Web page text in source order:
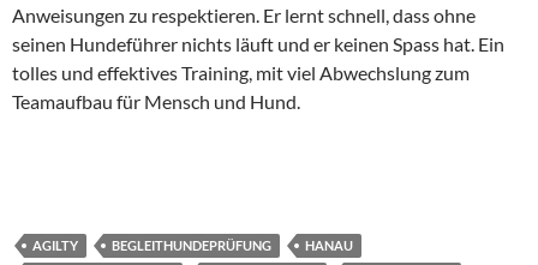
Anweisungen zu respektieren. Er lernt schnell, dass ohne
seinen Hundeführer nichts läuft und er keinen Spass hat. Ein
tolles und effektives Training, mit viel Abwechslung zum
Teamaufbau für Mensch und Hund.
AGILTY BEGLEITHUNDEPRÜFUNG
HANAU